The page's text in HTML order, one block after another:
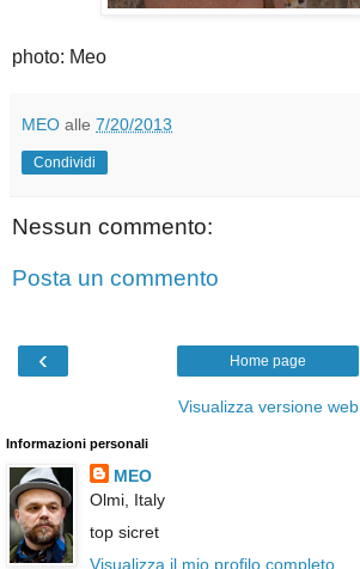
photo: Meo
MEO alle 7/20/2013
Condividi
Nessun commento:
Posta un commento
‹ Home page
Visualizza versione web
Informazioni personali
MEO
Olmi, Italy
top sicret
Visualizza il mio profilo completo